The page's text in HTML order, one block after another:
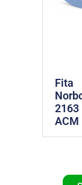
Fita
2163
ACM